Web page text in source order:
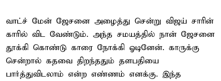
வாட்ச் மேன் ஜேசனை அழைத்து சென்று விஜய் சாரின்
காரில் விட வேண்டும். அந்த சமயத்தில் நான் ஜேசனை
தூக்கி கொண்டு காரை நோக்கி ஓடினேன். காருக்கு
சென்றால் கதவை திறந்ததும் தளபதியை
பார்த்துவிடலாம் என்ற எண்ணம் எனக்கு. இந்த